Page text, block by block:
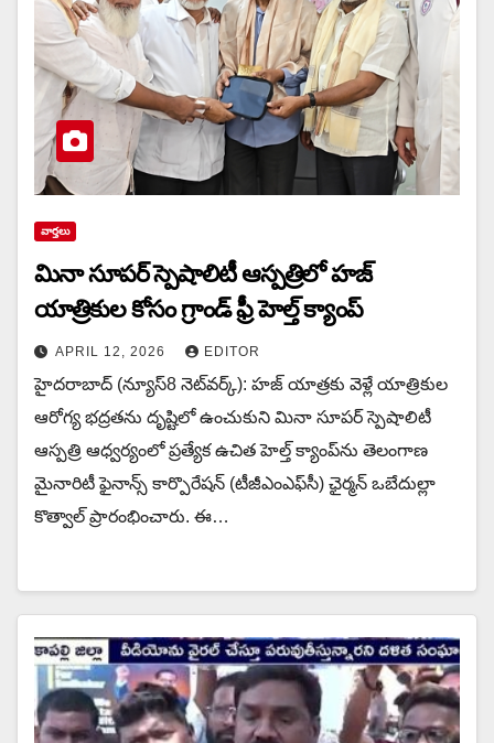
వార్త‌లు
మినా సూపర్ స్పెషాలిటీ ఆస్పత్రిలో హజ్
యాత్రికుల కోసం గ్రాండ్ ఫ్రీ హెల్త్ క్యాంప్
APRIL 12, 2026 EDITOR
హైదరాబాద్ (న్యూస్8 నెట్‌వ‌ర్క్): హజ్ యాత్రకు వెళ్లే యాత్రికుల
ఆరోగ్య భద్రతను దృష్టిలో ఉంచుకుని మినా సూపర్ స్పెషాలిటీ
ఆస్పత్రి ఆధ్వర్యంలో ప్రత్యేక ఉచిత హెల్త్ క్యాంప్‌ను తెలంగాణ
మైనారిటీ ఫైనాన్స్ కార్పొరేషన్ (టీజీఎంఎఫ్‌సీ) ఛైర్మన్ ఒబేదుల్లా
కొత్వాల్ ప్రారంభించారు. ఈ…